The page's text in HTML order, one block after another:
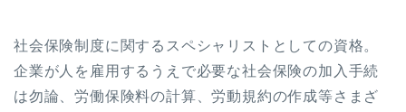
社会保険制度に関するスペシャリストとしての資格。
企業が人を雇用するうえで必要な社会保険の加入手続
は勿論、労働保険料の計算、労動規約の作成等さまざ